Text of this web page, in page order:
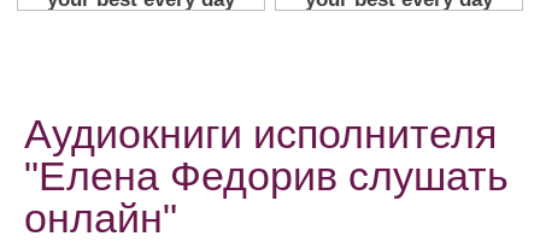
Аудиокниги исполнителя
"Елена Федорив слушать
онлайн"